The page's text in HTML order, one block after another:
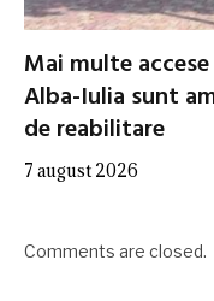
Mai multe
Alba-Iulia sunt
de reabilitare
7 august 2026
Comments are closed.